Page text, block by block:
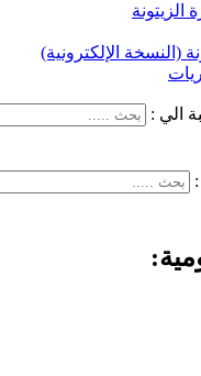
الزيتونة
(النسخة الإلكترونية)
الي :